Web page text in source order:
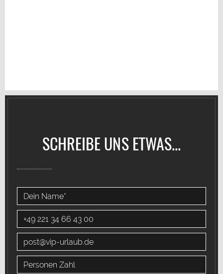
SCHREIBE UNS ETWAS...